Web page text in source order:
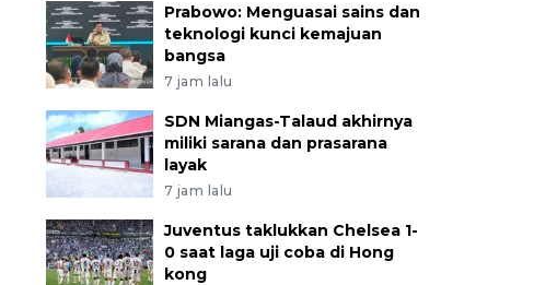
Prabowo: Menguasai sains dan
teknologi kunci kemajuan
bangsa
7 jam lalu
SDN Miangas-Talaud akhirnya
miliki sarana dan prasarana
layak
7 jam lalu
Juventus taklukkan Chelsea 1-
0 saat laga uji coba di Hong
kong